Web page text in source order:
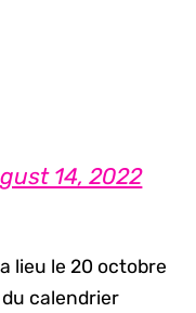
14, 2022
lieu le 20 octobre
calendrier